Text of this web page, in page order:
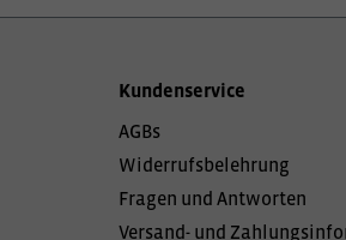
Kundenservice
AGBs
Widerrufsbelehrung
Fragen und Antworten
Versand- und